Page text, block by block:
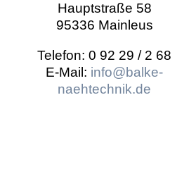
Hauptstraße 58
95336 Mainleus
Telefon: 0 92 29 / 2 68
E-Mail: info@balke-
naehtechnik.de